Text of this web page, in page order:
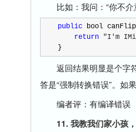
比如：我问：“你不介
public
    return
"I'm
}
返回结果明显是个字符
答是“强制转换错误”。如
编者评：有编译错误
11. 我教我们家小孩，